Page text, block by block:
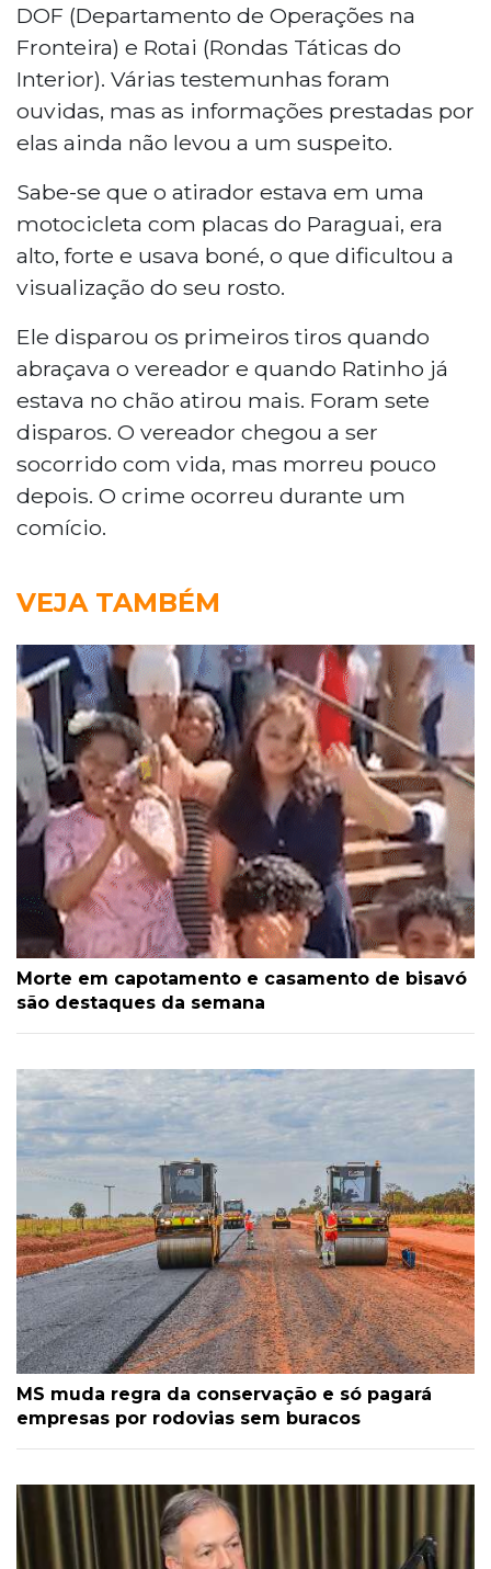
DOF (Departamento de Operações na
Fronteira) e Rotai (Rondas Táticas do
Interior). Várias testemunhas foram
ouvidas, mas as informações prestadas por
elas ainda não levou a um suspeito.
Sabe-se que o atirador estava em uma
motocicleta com placas do Paraguai, era
alto, forte e usava boné, o que dificultou a
visualização do seu rosto.
Ele disparou os primeiros tiros quando
abraçava o vereador e quando Ratinho já
estava no chão atirou mais. Foram sete
disparos. O vereador chegou a ser
socorrido com vida, mas morreu pouco
depois. O crime ocorreu durante um
comício.
VEJA TAMBÉM
Morte em capotamento e casamento de bisavó
são destaques da semana
MS muda regra da conservação e só pagará
empresas por rodovias sem buracos